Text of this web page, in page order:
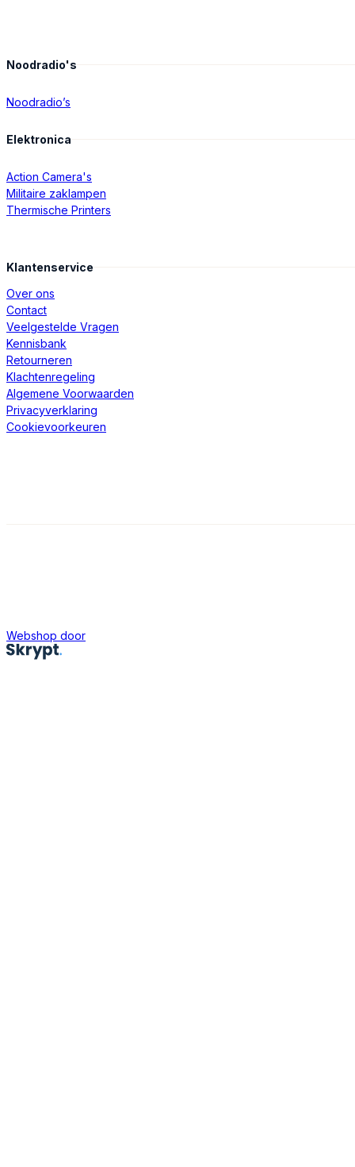
Noodradio's
Noodradio’s
Elektronica
Action Camera's
Militaire zaklampen
Thermische Printers
Klantenservice
Over ons
Contact
Veelgestelde Vragen
Kennisbank
Retourneren
Klachtenregeling
Algemene Voorwaarden
Privacyverklaring
Cookievoorkeuren
Webshop door